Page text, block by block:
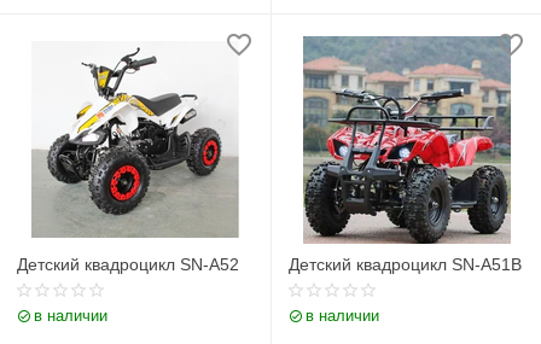
Детский квадроцикл SN-A52
в наличии
Детский квадроцикл SN-A51B
в наличии